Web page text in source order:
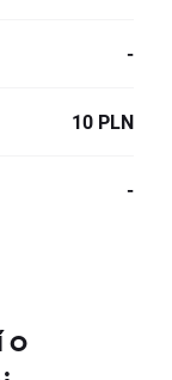
-
10 PLN
-
o